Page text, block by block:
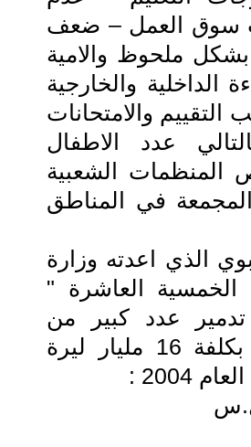
سوق العمل – ضعف
بشكل ملحوظ والامية
الداخلية والخارجية
والامتحانات
عدد الاطفال
المنظمات الشعبية
في المناطق
الذي اعدته وزارة
الخمسية العاشرة "
الى 23000- بعد تدمير عدد كبير من
المدارس - شعبة للتعليم الاساسي بكلفة 16 مليار ليرة
: